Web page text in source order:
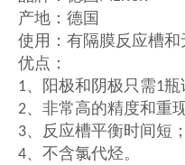
产地：德国
使用：有隔膜反应槽
优点：
1、阳极和阴极只需1瓶
2、非常高的精度和重
3、反应槽平衡时间短；
4、不含氯代烃。